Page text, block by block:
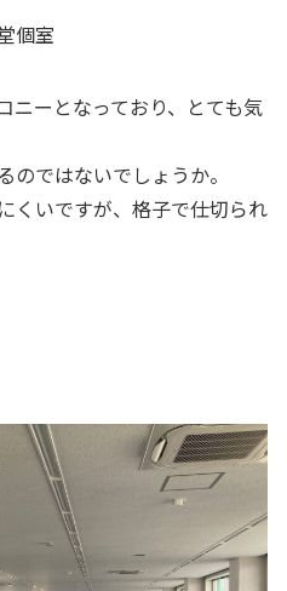
個室
ニーとなっており、とても気
ではないでしょうか。
くいですが、格子で仕切られ